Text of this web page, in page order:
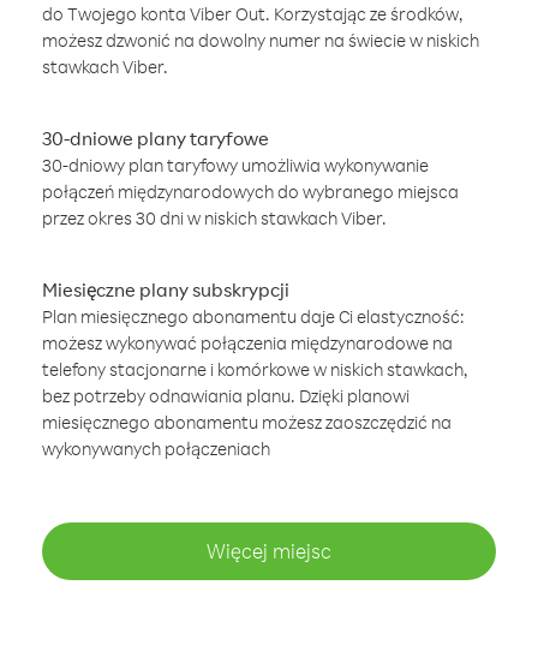
do Twojego konta Viber Out. Korzystając ze środków,
możesz dzwonić na dowolny numer na świecie w niskich
stawkach Viber.
30-dniowe plany taryfowe
30-dniowy plan taryfowy umożliwia wykonywanie
połączeń międzynarodowych do wybranego miejsca
przez okres 30 dni w niskich stawkach Viber.
Miesięczne plany subskrypcji
Plan miesięcznego abonamentu daje Ci elastyczność:
możesz wykonywać połączenia międzynarodowe na
telefony stacjonarne i komórkowe w niskich stawkach,
bez potrzeby odnawiania planu. Dzięki planowi
miesięcznego abonamentu możesz zaoszczędzić na
wykonywanych połączeniach
Więcej miejsc